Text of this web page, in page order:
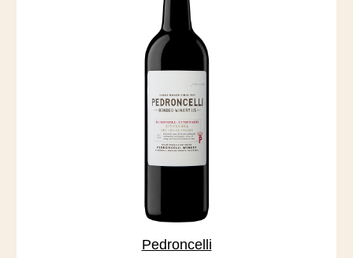
Pedroncelli